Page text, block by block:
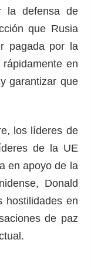
la defensa de
que Rusia
pagada por la
en
garantizar que
los líderes de
de la UE
en apoyo de la
Donald
hostilidades en
de paz